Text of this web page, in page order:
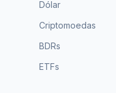
Dólar
Criptomoedas
BDRs
ETFs